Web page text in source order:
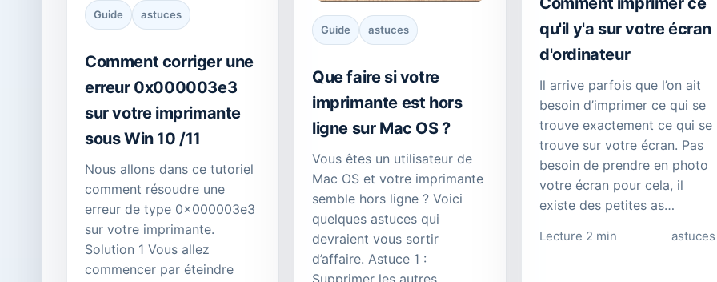
Guide astuces
Comment corriger une
erreur 0x000003e3
sur votre imprimante
sous Win 10 /11
Nous allons dans ce tutoriel
comment résoudre une
erreur de type 0x000003e3
sur votre imprimante.
Solution 1 Vous allez
commencer par éteindre
Guide astuces
Que faire si votre
imprimante est hors
ligne sur Mac OS ?
Vous êtes un utilisateur de
Mac OS et votre imprimante
semble hors ligne ? Voici
quelques astuces qui
devraient vous sortir
d’affaire. Astuce 1 :
qu'il y'a sur votre écran
d'ordinateur
Il arrive parfois que l’on ait
besoin d’imprimer ce qui se
trouve exactement ce qui se
trouve sur votre écran. Pas
besoin de prendre en photo
votre écran pour cela, il
existe des petites as…
Lecture 2 min astuces